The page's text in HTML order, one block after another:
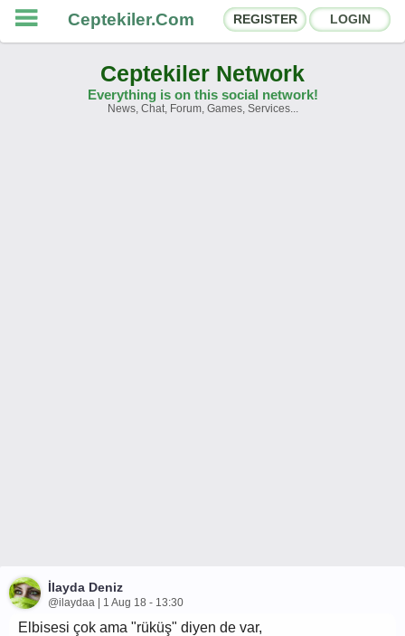
Ceptekiler.Com REGISTER LOGIN
Ceptekiler Network
Everything is on this social network!
News, Chat, Forum, Games, Services...
İlayda Deniz
@ilaydaa | 1 Aug 18 - 13:30
Elbisesi çok ama "rüküş" diyen de var,